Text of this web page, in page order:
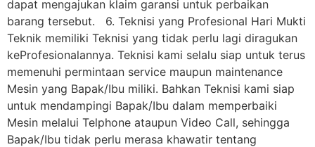
dapat mengajukan klaim garansi untuk perbaikan
barang tersebut. 6. Teknisi yang Profesional Hari Mukti
Teknik memiliki Teknisi yang tidak perlu lagi diragukan
keProfesionalannya. Teknisi kami selalu siap untuk terus
memenuhi permintaan service maupun maintenance
Mesin yang Bapak/Ibu miliki. Bahkan Teknisi kami siap
untuk mendampingi Bapak/Ibu dalam memperbaiki
Mesin melalui Telphone ataupun Video Call, sehingga
Bapak/Ibu tidak perlu merasa khawatir tentang